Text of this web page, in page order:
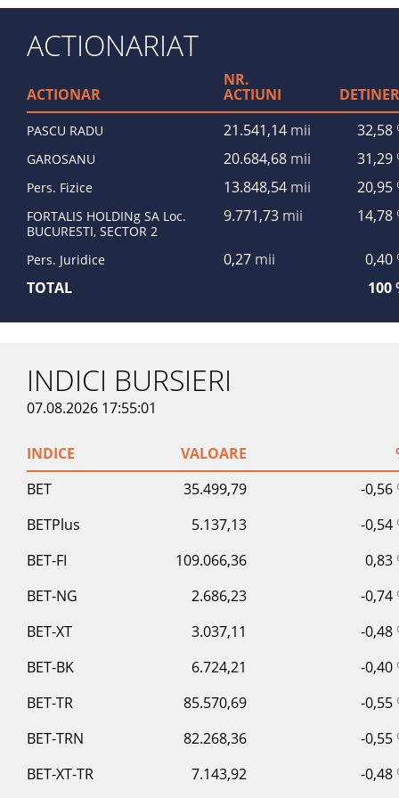
ACTIONARIAT
ACTIONAR
NR.
ACTIUNI
PASCU RADU 21.541,14 mii 32,58
GAROSANU 20.684,68 mii 31,29
Pers. Fizice 13.848,54 mii 20,95
FORTALIS HOLDINg SA Loc.
BUCURESTI, SECTOR 2
9.771,73 mii 14,78
Pers. Juridice 0,27 mii 0,40
TOTAL
100
INDICI BURSIERI
07.08.2026 17:55:01
INDICE VALOARE
BET
35.499,79 -0,56
BETPlus
5.137,13 -0,54
BET-FI
109.066,36 0,83
BET-NG
2.686,23 -0,74
BET-XT
3.037,11 -0,48
BET-BK
6.724,21 -0,40
BET-TR
85.570,69 -0,55
BET-TRN
82.268,36 -0,55
BET-XT-TR
7.143,92 -0,48